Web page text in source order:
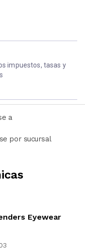
impuestos, tasas y
a
por sucursal
Eyewear